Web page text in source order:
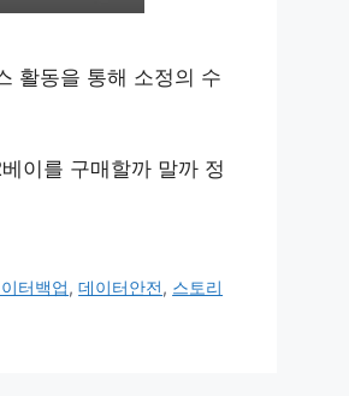
활동을 통해 소정의 수
이를 구매할까 말까 정
터백업,데이터안전, 스토리